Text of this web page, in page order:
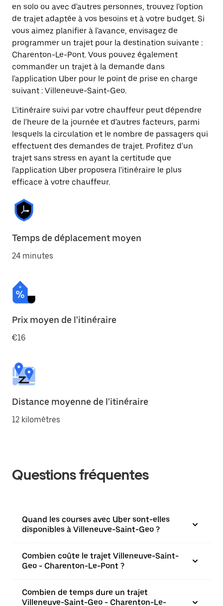
en solo ou avec d'autres personnes, trouvez l'option
de trajet adaptée à vos besoins et à votre budget. Si
vous aimez planifier à l'avance, envisagez de
programmer un trajet pour la destination suivante :
Charenton-Le-Pont. Vous pouvez également
commander un trajet à la demande dans
l'application Uber pour le point de prise en charge
suivant : Villeneuve-Saint-Geo.
L'itinéraire suivi par votre chauffeur peut dépendre
de l'heure de la journée et d'autres facteurs, parmi
lesquels la circulation et le nombre de passagers qui
effectuent des demandes de trajet. Profitez d'un
trajet sans stress en ayant la certitude que
l'application Uber proposera l'itinéraire le plus
efficace à votre chauffeur.
Temps de déplacement moyen
24 minutes
Prix moyen de l'itinéraire
€16
Distance moyenne de l'itinéraire
12 kilomètres
Questions fréquentes
Quand les courses avec Uber sont-elles
disponibles à Villeneuve-Saint-Geo ?
Combien coûte le trajet Villeneuve-Saint-
Geo - Charenton-Le-Pont ?
Combien de temps dure un trajet
Villeneuve-Saint-Geo - Charenton-Le-